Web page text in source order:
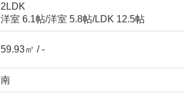
2LDK
洋室 6.1帖/洋室 5.8帖/LDK 12.5帖
59.93㎡ / -
南